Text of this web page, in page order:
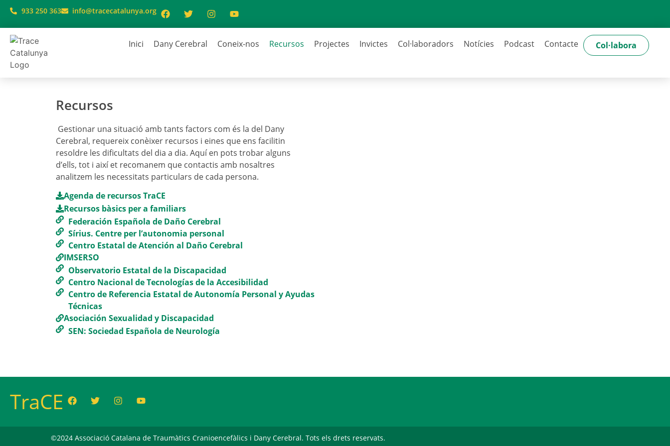
933 250 363 info@tracecatalunya.org
Inici Dany Cerebral Coneix-nos Recursos Projectes Invictes Col·laboradors Notícies Podcast Contacte Col·labora
Recursos
Gestionar una situació amb tants factors com és la del Dany
Cerebral, requereix conèixer recursos i eines que ens facilitin
resoldre les dificultats del dia a dia. Aquí en pots trobar alguns
d’ells, tot i així et recomanem que contactis amb nosaltres
analitzem les necessitats particulars de cada persona.
Agenda de recursos TraCE
Recursos bàsics per a familiars
Federación Española de Daño Cerebral
Sírius. Centre per l’autonomia personal
Centro Estatal de Atención al Daño Cerebral
IMSERSO
Observatorio Estatal de la Discapacidad
Centro Nacional de Tecnologías de la Accesibilidad
Centro de Referencia Estatal de Autonomía Personal y Ayudas
Técnicas
Asociación Sexualidad y Discapacidad
SEN: Sociedad Española de Neurología
TraCE
©2024 Associació Catalana de Traumàtics Cranioencefàlics i Dany Cerebral. Tots els drets reservats.